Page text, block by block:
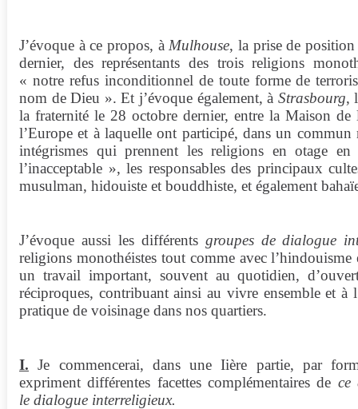
J’évoque à ce propos, à Mulhouse, la prise de
dernier, des représentants des trois religions
« notre refus inconditionnel de toute forme de
nom de Dieu ». Et j’évoque également, à Strasbourg,
la fraternité le 28 octobre dernier, entre la Maison
l’Europe et à laquelle ont participé, dans un
intégrismes qui prennent les religions en otage
l’inacceptable », les responsables des principaux
musulman, hidouiste et bouddhiste, et également
J’évoque aussi les différents groupes de dialogue
religions monothéistes tout comme avec
un travail important, souvent au quotidien,
réciproques, contribuant ainsi au vivre ensemble et à
pratique de voisinage dans nos quartiers.
I. Je commencerai, dans une Iière partie, par
expriment différentes facettes complémentaires de ce
le dialogue interreligieux.